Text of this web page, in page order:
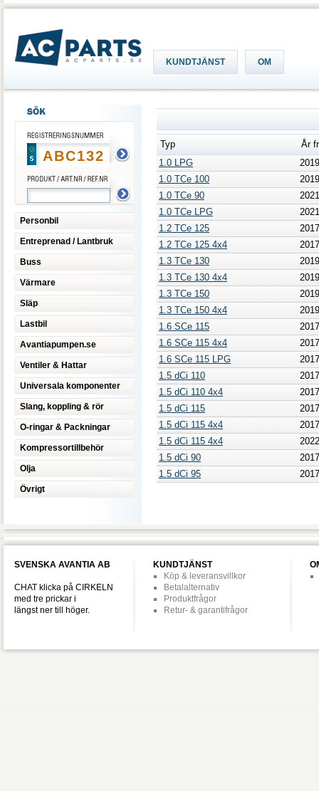
KUNDTJÄNST OM
Personbil
Entreprenad / Lantbruk
Buss
Värmare
Släp
Lastbil
Avantiapumpen.se
Ventiler & Hattar
Universala komponenter
Slang, koppling & rör
O-ringar & Packningar
Kompressortillbehör
Olja
Övrigt
Typ
År
1.0 LPG
1.0 TCe 100
1.0 TCe 90
1.0 TCe LPG
1.2 TCe 125
1.2 TCe 125 4x4
1.3 TCe 130
1.3 TCe 130 4x4
1.3 TCe 150
1.3 TCe 150 4x4
1.6 SCe 115
1.6 SCe 115 4x4
1.6 SCe 115 LPG
1.5 dCi 110
1.5 dCi 110 4x4
1.5 dCi 115
1.5 dCi 115 4x4
1.5 dCi 115 4x4
1.5 dCi 90
1.5 dCi 95
SVENSKA AVANTIA AB
CHAT klicka på CIRKELN
med tre prickar i
längst ner till höger.
KUNDTJÄNST
Köp & leveransvillkor
Betalalternativ
Produktfrågor
Retur- & garantifrågor